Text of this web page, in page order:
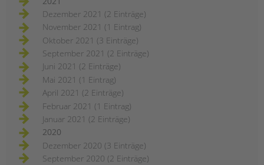
Dezember 2021 (2 Einträge)
November 2021 (1 Eintrag)
Oktober 2021 (3 Einträge)
September 2021 (2 Einträge)
Juni 2021 (2 Einträge)
Mai 2021 (1 Eintrag)
April 2021 (2 Einträge)
Februar 2021 (1 Eintrag)
Januar 2021 (2 Einträge)
2020
Dezember 2020 (3 Einträge)
September 2020 (2 Einträge)